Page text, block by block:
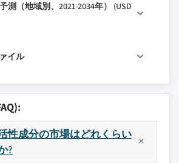
析
別
トレンド
の技術トレンド
興技術
ンジニアードペプチド
ちみつとプロポリス
他
阻害ペプチド
ルギン酸
サン
他
酸
ガ-3脂肪酸
ン（日焼け）ケア
ンプー・コンディショナー
アカラント
の他
プ・カラーコスメティクス
イスメイクアップ
ソーム
体リピッドナノ粒子
の他
測（地域別、2021-2034年） (USD
ナダ
イツ
国
イル
LLC
Inc.
AG
性成分の市場はどれくらい
?